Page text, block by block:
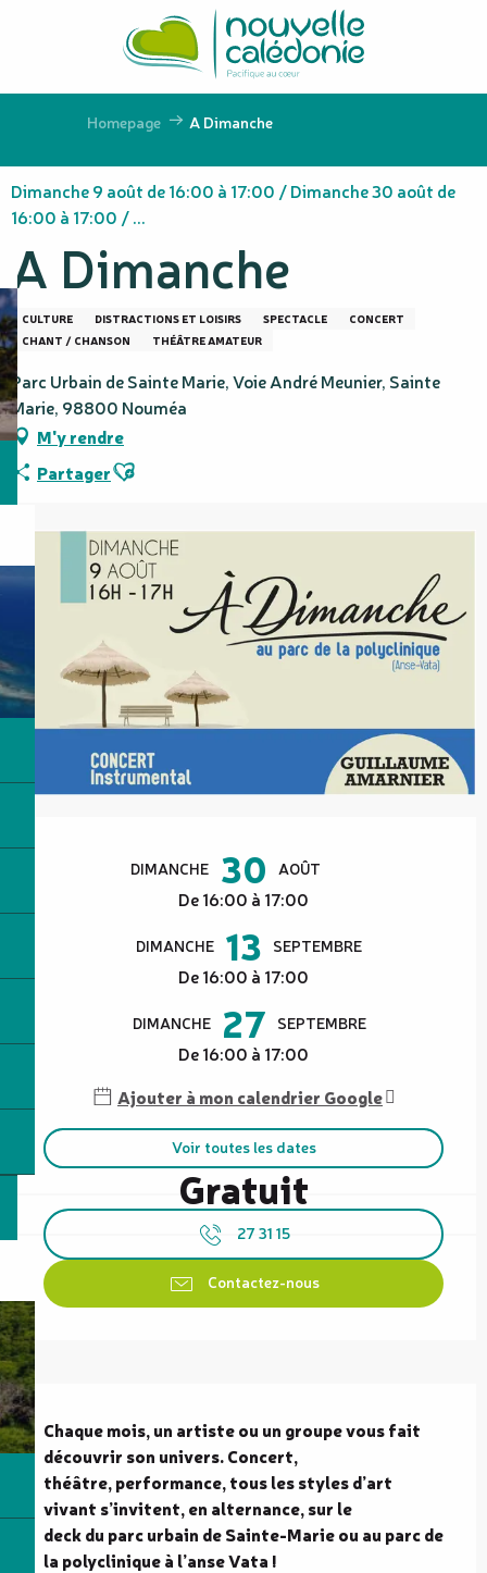
principal
Homepage A Dimanche
Dimanche 9 août de 16:00 à 17:00 / Dimanche 30 août de
16:00 à 17:00 / ...
A Dimanche
CULTURE DISTRACTIONS ET LOISIRS SPECTACLE
CONCERT
CHANT / CHANSON
THÉÂTRE AMATEUR
Parc Urbain de Sainte Marie, Voie André Meunier, Sainte
Marie, 98800 Nouméa
M'y rendre
PartagerAjouter aux favoris
DIMANCHE 30 AOÛT
De 16:00 à 17:00
DIMANCHE 13 SEPTEMBRE
De 16:00 à 17:00
DIMANCHE 27 SEPTEMBRE
De 16:00 à 17:00
Ajouter à mon calendrier Google
Voir toutes les dates
Gratuit
27 31 15
Contactez-nous
Description
Chaque mois, un artiste ou un groupe vous fait
découvrir son univers. Concert,
théâtre, performance, tous les styles d’art
vivant s’invitent, en alternance, sur le
deck du parc urbain de Sainte-Marie ou au parc de
la polyclinique à l’anse Vata !